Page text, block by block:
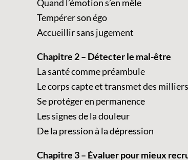
Quand l’émotion s’en mêle
Tempérer son égo
Accueillir sans jugement
Chapitre 2 – Détecter le mal-être
La santé comme préambule
Le corps capte et transmet des
Se protéger en permanence
Les signes de la douleur
De la pression à la dépression
Chapitre 3 – Évaluer pour mieux